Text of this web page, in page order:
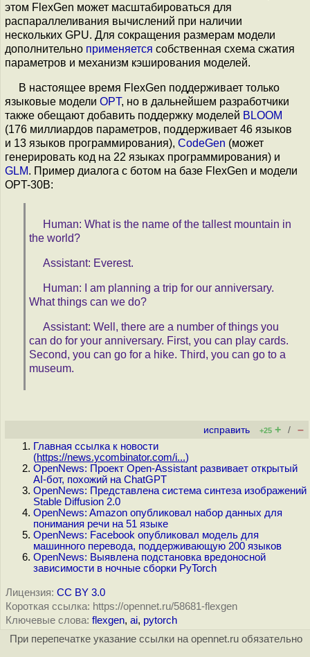
этом FlexGen может масштабироваться для
распараллеливания вычислений при наличии
нескольких GPU. Для сокращения размерам модели
дополнительно применяется собственная схема сжатия
параметров и механизм кэширования моделей.
В настоящее время FlexGen поддерживает только
языковые модели OPT, но в дальнейшем разработчики
также обещают добавить поддержку моделей BLOOM
(176 миллиардов параметров, поддерживает 46 языков
и 13 языков программирования), CodeGen (может
генерировать код на 22 языках программирования) и
GLM. Пример диалога с ботом на базе FlexGen и модели
OPT-30B:
Human: What is the name of the tallest mountain in
the world?
Assistant: Everest.
Human: I am planning a trip for our anniversary.
What things can we do?
Assistant: Well, there are a number of things you
can do for your anniversary. First, you can play cards.
Second, you can go for a hike. Third, you can go to a
museum.
исправить +25 + / –
Главная ссылка к новости
(https://news.ycombinator.com/i...)
OpenNews: Проект Open-Assistant развивает открытый
AI-бот, похожий на ChatGPT
OpenNews: Представлена система синтеза изображений
Stable Diffusion 2.0
OpenNews: Amazon опубликовал набор данных для
понимания речи на 51 языке
OpenNews: Facebook опубликовал модель для
машинного перевода, поддерживающую 200 языков
OpenNews: Выявлена подстановка вредоносной
зависимости в ночные сборки PyTorch
Лицензия: CC BY 3.0
Короткая ссылка: https://opennet.ru/58681-flexgen
Ключевые слова: flexgen, ai, pytorch
При перепечатке указание ссылки на opennet.ru обязательно